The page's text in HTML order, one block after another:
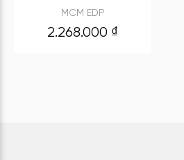
MCM EDP
2.268.000 ₫